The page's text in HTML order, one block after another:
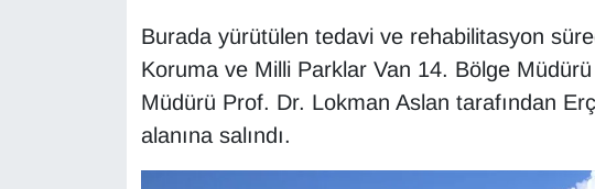
Burada yürütülen tedavi ve rehabilitasyon
Koruma ve Milli Parklar Van 14. Bölge
Müdürü Prof. Dr. Lokman Aslan tarafından
alanına salındı.
Kamu Alımları
Kim Kimdir?